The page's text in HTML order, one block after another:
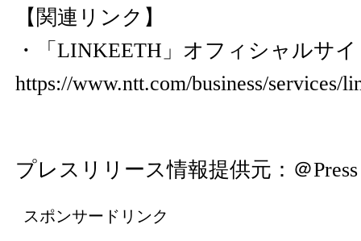
【関連リンク】
・「LINKEETH」オフィシャルサ
https://www.ntt.com/business/services/
プレスリリース情報提供元： ＠Press
スポンサードリンク